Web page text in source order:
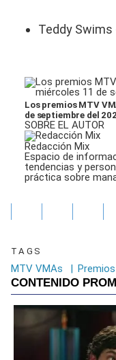
Teddy Swims
Los premios MTV
de septiembre del
SOBRE EL AUTOR
Redacción Mix
Espacio de
tendencias y
práctica sobre
TAGS
MTV VMAs Premios